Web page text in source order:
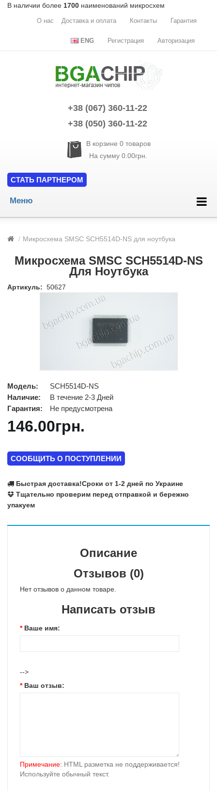
В наличии более 1700 наименований микросхем
О нас Доставка и оплата Контакты Гарантия
ENG Регистрация Авторизация
+38 (067) 360-11-22
+38 (050) 360-11-22
В корзине 0товаров
На сумму 0.00грн.
СТАТЬ ПАРТНЕРОМ
Меню
Микросхема SMSC SCH5514D-NS для ноутбука
Микросхема SMSC SCH5514D-NS
Для Ноутбука
Артикуль: 50627
Модель:
SCH5514D-NS
Наличие:
В течение 2-3 Дней
Гарантия:
Не предусмотрена
146.00грн.
СООБЩИТЬ О ПОСТУПЛЕНИИ
Быстрая доставка!Сроки от 1-2 дней по Украине
Тщательно проверим перед отправкой и бережно
упакуем
Описание
Отзывов (0)
Нет отзывов о данном товаре.
Написать отзыв
Ваше имя:
-->
Ваш отзыв:
Примечание: HTML разметка не поддерживается!
Используйте обычный текст.